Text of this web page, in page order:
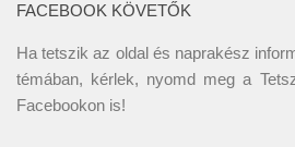
FACEBOOK KÖVETŐK
Ha tetszik az oldal és naprakész
témában, kérlek, nyomd meg a
Facebookon is!